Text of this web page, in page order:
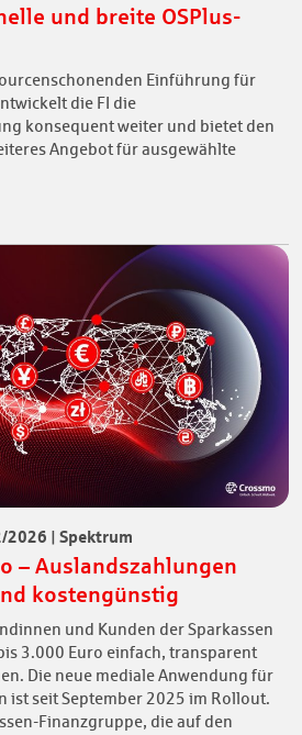
und breite OSPlus-
Einführung für
die FI die
konsequent weiter und bietet den
Angebot für ausgewählte
2026 | Spektrum
– Auslandszahlungen
kostengünstig
und Kunden der Sparkassen
3.000 Euro einfach, transparent
Die neue mediale Anwendung für
ist seit September 2025 im Rollout.
Finanzgruppe, die auf den